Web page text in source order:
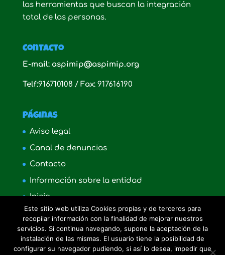
las herramientas que buscan la integración
total de las personas.
Contacto
E-mail: aspimip@aspimip.org
Telf:916710108 /Fax:917616190
Páginas
Aviso legal
Canal de denuncias
Contacto
Información sobre la entidad
Inicio
Política de cookies
Quienes somos
Este sitio web utiliza Cookies propias y de terceros para
recopilar información con la finalidad de mejorar nuestros
servicios. Si continua navegando, supone la aceptación de la
instalación de las mismas. El usuario tiene la posibilidad de
configurar su navegador pudiendo, si así lo desea, impedir que